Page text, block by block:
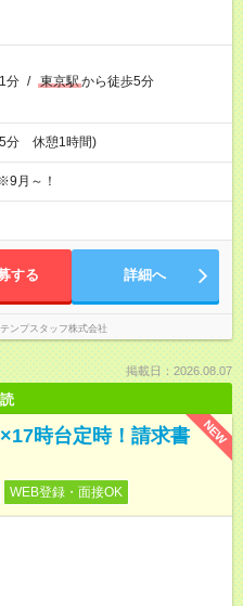
分 / 東京駅から徒歩5分
分 休憩1時間)
月～！
する 詳細へ
ンプスタッフ株式会社
掲載日：2026.08.07
NEW
時台定時！請求書
WEB登録・面接OK